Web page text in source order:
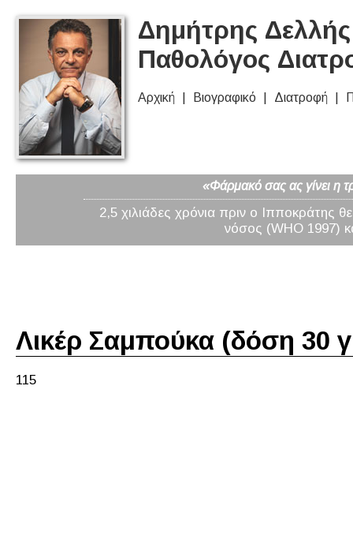
Δημήτρης
Παθολόγος
Αρχική Βιογραφικό Διατροφή
«Φάρμακό σας ας γίνει η
2,5 χιλιάδες χρόνια πριν ο Ιπποκράτης
νόσος (WHO 1997)
Λικέρ Σαμπούκα (δόση 30
115